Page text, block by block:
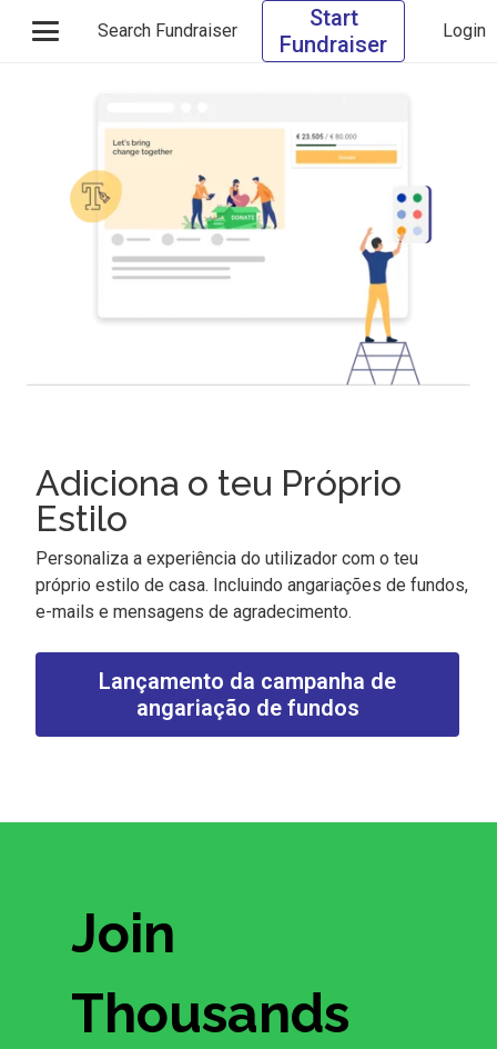
Search Fundraiser
Start
Fundraiser
Login
Adiciona o teu Próprio
Estilo
Personaliza a experiência do utilizador com o teu
próprio estilo de casa. Incluindo angariações de fundos,
e-mails e mensagens de agradecimento.
Lançamento da campanha de
angariação de fundos
Join
Thousands